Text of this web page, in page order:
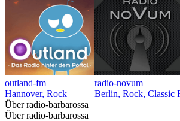
outland-fm
Hannover, Rock
radio-novum
Berlin, Rock, Classic
Über radio-barbarossa
Über radio-barbarossa